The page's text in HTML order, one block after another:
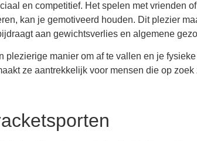
en competitief. Het spelen met vrienden
kan je gemotiveerd houden. Dit plezier
aan gewichtsverlies en algemene
plezierige manier om af te vallen en je
ze aantrekkelijk voor mensen die op